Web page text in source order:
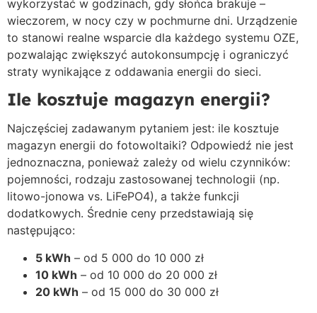
wykorzystać w godzinach, gdy słońca brakuje –
wieczorem, w nocy czy w pochmurne dni. Urządzenie
to stanowi realne wsparcie dla każdego systemu OZE,
pozwalając zwiększyć autokonsumpcję i ograniczyć
straty wynikające z oddawania energii do sieci.
Ile kosztuje magazyn energii?
Najczęściej zadawanym pytaniem jest: ile kosztuje
magazyn energii do fotowoltaiki? Odpowiedź nie jest
jednoznaczna, ponieważ zależy od wielu czynników:
pojemności, rodzaju zastosowanej technologii (np.
litowo-jonowa vs. LiFePO4), a także funkcji
dodatkowych. Średnie ceny przedstawiają się
następująco:
5 kWh – od 5 000 do 10 000 zł
10 kWh – od 10 000 do 20 000 zł
20 kWh – od 15 000 do 30 000 zł